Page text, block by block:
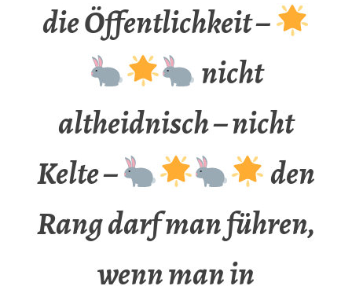
die Öffentlichkeit –
nicht
altheidnisch – nicht
Kelte –
den
Rang darf man führen,
wenn man in